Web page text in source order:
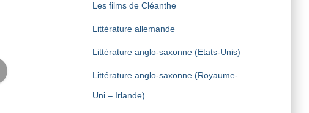
Les films de Cléanthe
Littérature allemande
Littérature anglo-saxonne (Etats-Unis)
Littérature anglo-saxonne (Royaume-
Uni – Irlande)